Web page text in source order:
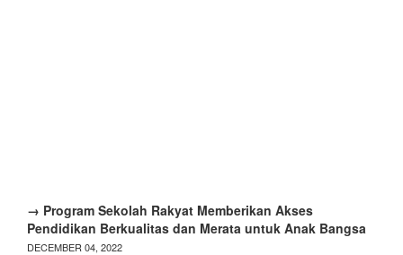
→ Program Sekolah Rakyat Memberikan Akses
Pendidikan Berkualitas dan Merata untuk Anak Bangsa
DECEMBER 04, 2022